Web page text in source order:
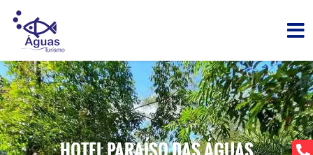
HOTEL PARAÍSO DAS ÁGUAS